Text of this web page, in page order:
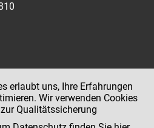
erlaubt uns, Ihre Erfahrungen
Wir verwenden Cookies
Qualitätssicherung